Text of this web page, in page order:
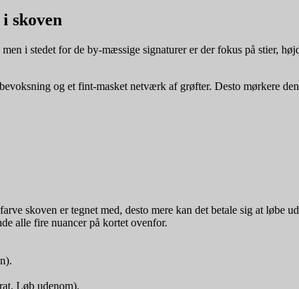
skoven
i stedet for de by-mæssige signaturer er der fokus på stier,
og et fint-masket netværk af grøfter. Desto mørkere
skoven er tegnet med, desto mere kan det betale sig at løbe
alle fire nuancer på kortet ovenfor.
Løb udenom).